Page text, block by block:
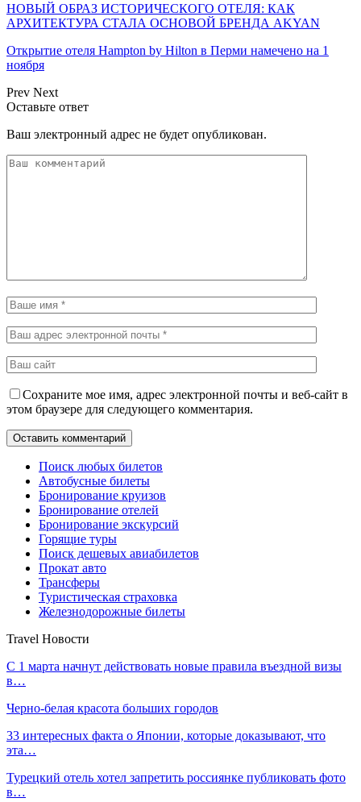
НОВЫЙ ОБРАЗ ИСТОРИЧЕСКОГО ОТЕЛЯ: КАК
АРХИТЕКТУРА СТАЛА ОСНОВОЙ БРЕНДА AKYAN
Открытие отеля Hampton by Hilton в Перми намечено на 1
ноября
Prev Next
Оставьте ответ
Ваш электронный адрес не будет опубликован.
Сохраните мое имя, адрес электронной почты и веб-сайт в
этом браузере для следующего комментария.
Поиск любых билетов
Автобусные билеты
Бронирование круизов
Бронирование отелей
Бронирование экскурсий
Горящие туры
Поиск дешевых авиабилетов
Прокат авто
Трансферы
Туристическая страховка
Железнодорожные билеты
Travel Новости
С 1 марта начнут действовать новые правила въездной визы
в…
Черно-белая красота больших городов
33 интересных факта о Японии, которые доказывают, что
эта…
Турецкий отель хотел запретить россиянке публиковать фото
в…